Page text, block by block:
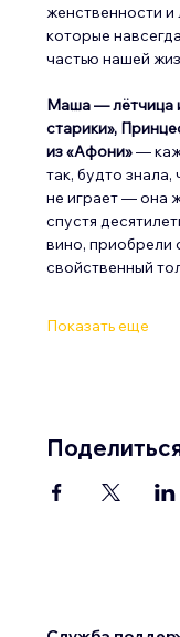
женственности и
которые
частью нашей
Маша — лётчица
старики»,
из «Афони» —
так, будто знала,
не играет — она
спустя
вино, приобрели
свойственный
Показать еще